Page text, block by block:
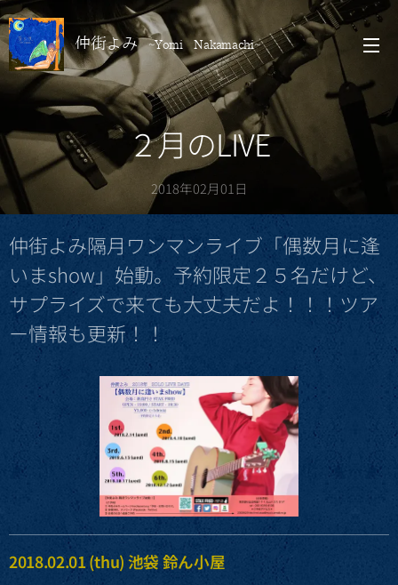
仲街よみ~Yomi Nakamachi~
２月のLIVE
2018年02月01日
仲街よみ隔月ワンマンライブ「偶数月に逢
いまshow」始動。予約限定２５名だけど、
サプライズで来ても大丈夫だよ！！！ツア
ー情報も更新！！
2018.02.01 (thu) 池袋 鈴ん小屋